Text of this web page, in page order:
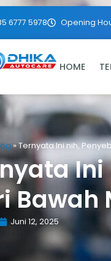
6777 5978 Opening
HOME
»Ternyata Ini nih,
Bawah
Juni 12, 2025